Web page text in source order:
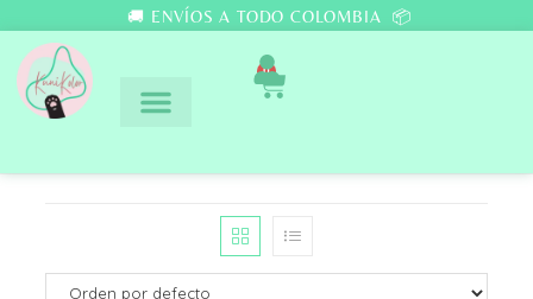
🚚 ENVÍOS A TODO COLOMBIA 📦
0